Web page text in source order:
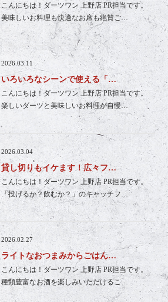
こんにちは！ダーツワン 上野店 PR担当です。
美味しいお料理も快適なお席も絶賛ご…
2026.03.11
いろいろなシーンで使える「…
こんにちは！ダーツワン 上野店 PR担当です。
楽しいダーツと美味しいお料理が自慢…
2026.03.04
貸し切りもイケます！広々フ…
こんにちは！ダーツワン 上野店 PR担当です。
「投げるか？飲むか？」のキャッチフ…
2026.02.27
ライトなおつまみからごはん…
こんにちは！ダーツワン 上野店 PR担当です。
種類豊富なお酒を楽しみいただけるこ…